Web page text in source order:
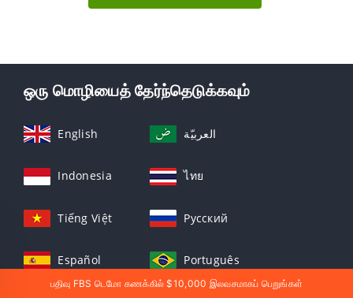
ஒரு மொழியைத் தேர்ந்தெடுக்கவும்
English العربيّة
Indonesia ไทย
Tiếng Việt Русский
Español Português
பதிவு FBS டெமோ கணக்கில் $10,000 இலவசமாகப் பெறுங்கள்